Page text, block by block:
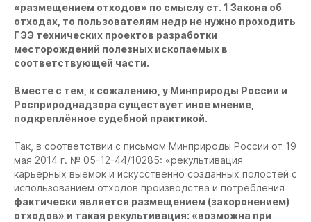
«размещением отходов» по смыслу ст. 1 Закона об
отходах, то пользователям недр не нужно проходить
ГЭЭ технических проектов разработки
месторождений полезных ископаемых в
соответствующей части.
Вместе с тем, к сожалению, у Минприроды России и
Росприроднадзора существует иное мнение,
подкреплённое судебной практикой.
Так, в соответствии с письмом Минприроды России от 19
мая 2014 г. № 05-12-44/10285: «рекультивация
карьерных выемок и искусственно созданных полостей с
использованием отходов производства и потребления
фактически является размещением (захоронением)
отходов» и такая рекультивация: «возможна при